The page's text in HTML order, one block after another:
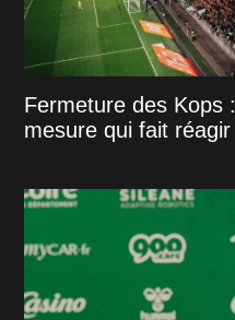
Fermeture des Kops
mesure qui fait réagir